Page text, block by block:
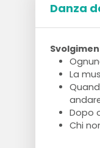
Danza
La
Dopo
Chi